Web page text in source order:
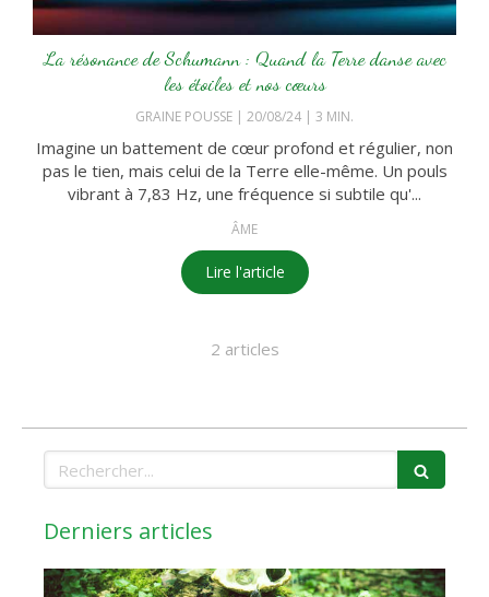
La résonance de Schumann : Quand la Terre danse avec
les étoiles et nos cœurs
GRAINE POUSSE 20/08/24 3 MIN.
Imagine un battement de cœur profond et régulier, non
pas le tien, mais celui de la Terre elle-même. Un pouls
vibrant à 7,83 Hz, une fréquence si subtile qu'...
ÂME
Lire l'article
2 articles
Rechercher
Derniers articles